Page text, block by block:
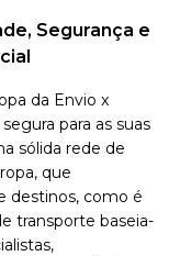
Segurança e
da Envio x
para as suas
sólida rede de
que
destinos, como é
transporte baseia-